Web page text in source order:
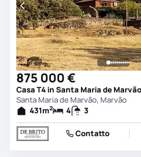
875 000 €
Casa T4 in Santa Maria de
Santa Maria de Marvão, Marvão
431m2 4 3
Contatto